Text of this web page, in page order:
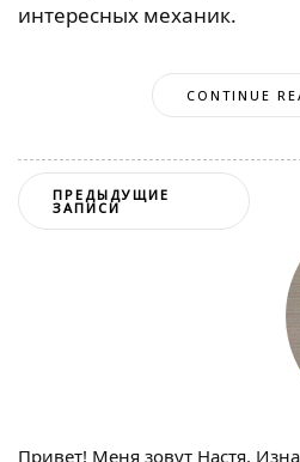
интересных механик.
CONTINUE
Навигация
по
ПРЕДЫДУЩИЕ
ЗАПИСИ
Привет! Меня зовут Настя.